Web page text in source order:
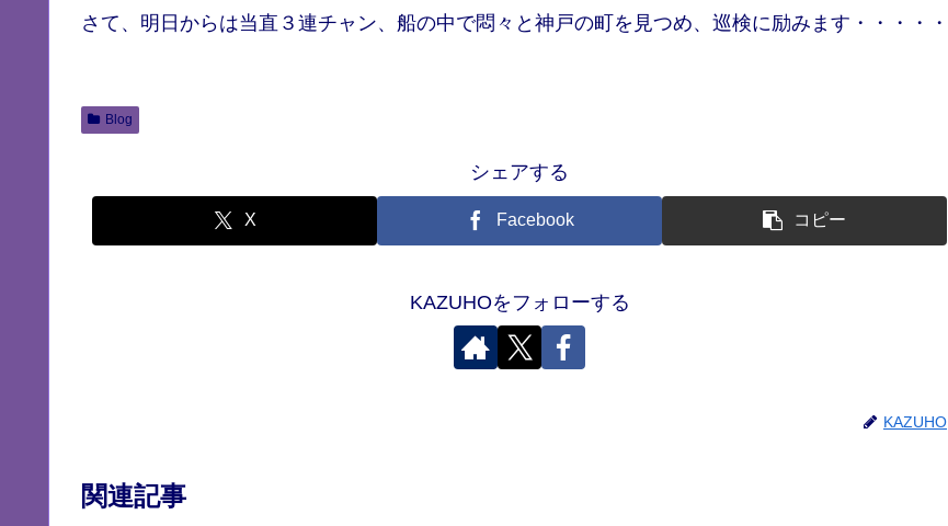
さて、明日からは当直３連チャン、船の中で悶々と神戸の町を見つめ、巡検に励みます・・・・・
Blog
シェアする
X Facebook コピー
KAZUHOをフォローする
KAZUHO
関連記事